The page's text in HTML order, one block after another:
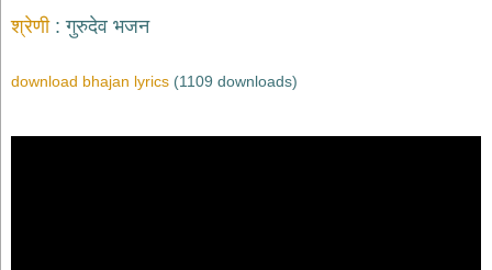
भजन
ganesh
राम
श्रेणी गुरुदेव भजन
download bhajan lyrics (1109 downloads)